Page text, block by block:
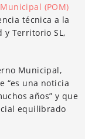
(POM)
técnica a la
y Territorio SL,
Municipal,
“es una noticia
años” y que
equilibrado